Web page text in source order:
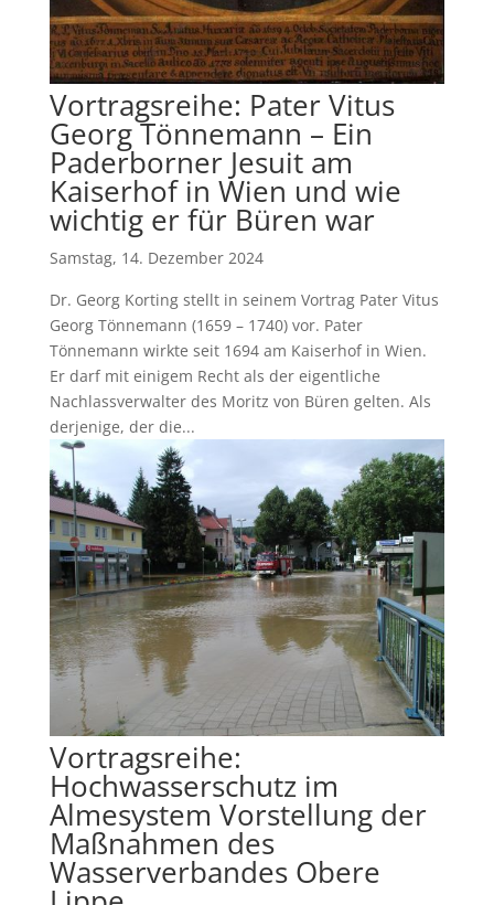
Vortragsreihe: Pater Vitus
Georg Tönnemann – Ein
Paderborner Jesuit am
Kaiserhof in Wien und wie
wichtig er für Büren war
Samstag, 14. Dezember 2024
Dr. Georg Korting stellt in seinem Vortrag Pater Vitus
Georg Tönnemann (1659 – 1740) vor. Pater
Tönnemann wirkte seit 1694 am Kaiserhof in Wien.
Er darf mit einigem Recht als der eigentliche
Nachlassverwalter des Moritz von Büren gelten. Als
derjenige, der die...
Vortragsreihe:
Hochwasserschutz im
Almesystem Vorstellung der
Maßnahmen des
Wasserverbandes Obere